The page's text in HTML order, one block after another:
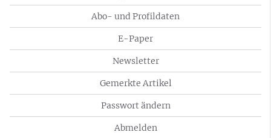
Abo- und Profildaten
E-Paper
Newsletter
Gemerkte Artikel
Passwort ändern
Abmelden